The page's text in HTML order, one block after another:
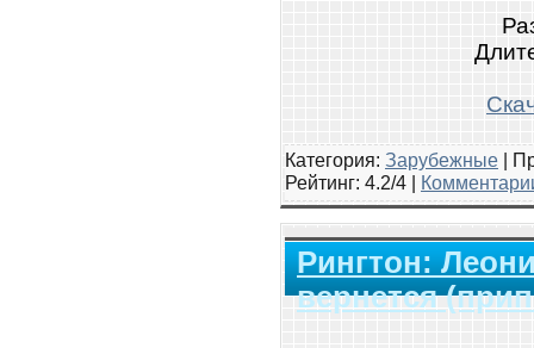
Категория: Зарубежные |
Рейтинг: 4.2/4 |
Рингтон:
вернется